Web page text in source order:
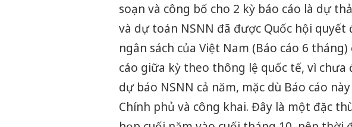
soạn và công bố cho 2 kỳ báo cáo là dự
và dự toán NSNN đã được Quốc hội quyết
ngân sách của Việt Nam (Báo cáo 6
cáo giữa kỳ theo thông lệ quốc tế, vì
dự báo NSNN cả năm, mặc dù Báo cáo
Chính phủ và công khai. Đây là một đặc